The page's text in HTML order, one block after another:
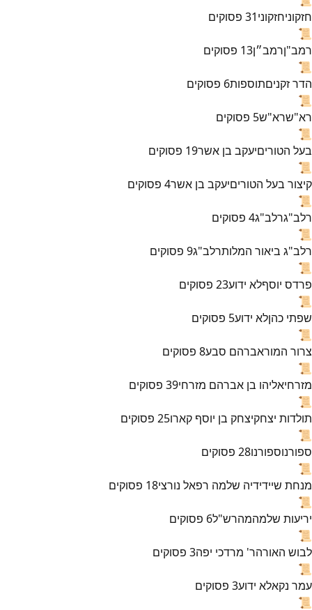
חזקוניחזקוני31 פסוקים
📜
רמב"ןרמב״ן13 פסוקים
📜
הדר זקניםתוספות6 פסוקים
📜
רא"שרא"ש5 פסוקים
📜
בעל הטוריםיעקב בן אשר19 פסוקים
📜
קיצור בעל הטוריםיעקב בן אשר4 פסוקים
📜
רלב"גרלב"ג4 פסוקים
📜
רלב"ג ביאור המלותרלב"ג9 פסוקים
📜
פרדס יוסףלא ידוע23 פסוקים
📜
שפתי כהןלא ידוע5 פסוקים
📜
צרור המוראברהם סבע8 פסוקים
📜
מזרחיאליהו בן אברהם מזרחי39 פסוקים
📜
תולדות יצחקיצחק בן יוסף קארו25 פסוקים
📜
ספורנוספורנו28 פסוקים
📜
מנחת שיידידיה שלמה רפאל נורצי18 פסוקים
📜
יריעות שלמהמהרש"ל6 פסוקים
📜
לבוש האורהר' מרדכי יפה3 פסוקים
📜
עמר נקאלא ידוע3 פסוקים
📜